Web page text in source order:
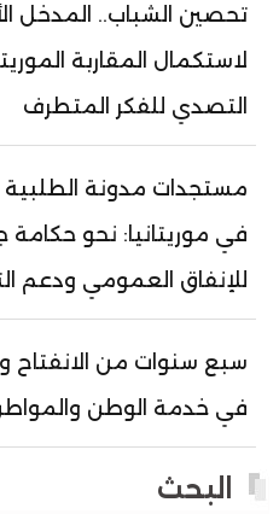
أحمد ولد داداه
أحمد ولد علال
أحمد ولد محمد ديدي
أحمد ولد محمدو
أحمد ولد نافع
أحمد ولد يحيى
أحمدا كلي
أحمدسالم ولد العربي
أحمدنا ولد سيد أب
أحمدو ولد أبوه
أحمدو ولد أحمدو
تحصين الشباب.. المدخل
لاستكمال المقاربة
التصدي للفكر المتطرف
مستجدات مدونة
في موريتانيا: نحو حكامة
للإنفاق العمومي ودعم
سبع سنوات من الانفتاح
في خدمة الوطن
البحث